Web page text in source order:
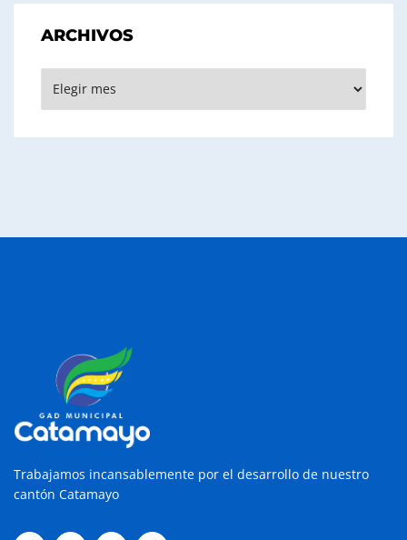
ARCHIVOS
Trabajamos incansablemente por el desarrollo de nuestro
cantón Catamayo